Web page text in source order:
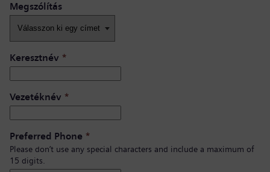
Megszólítás
Keresztnév *
Vezetéknév *
Preferred Phone *
Please don’t use any special characters and include a maximum of
15 digits.